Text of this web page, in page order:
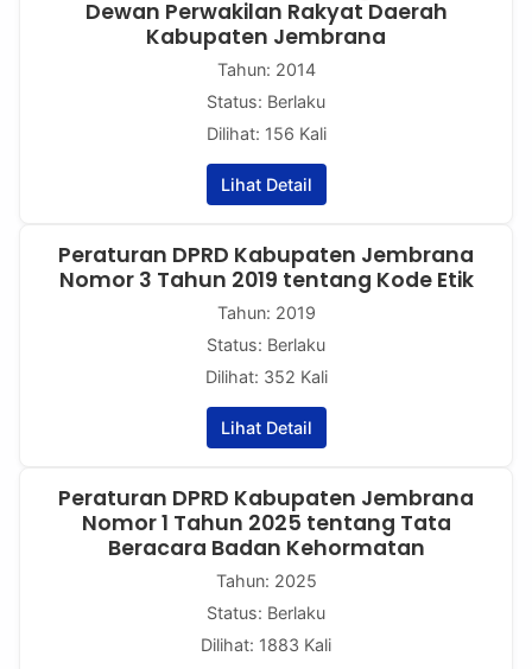
Dewan Perwakilan Rakyat Daerah
Kabupaten Jembrana
Tahun: 2014
Status: Berlaku
Dilihat: 156 Kali
Lihat Detail
Peraturan DPRD Kabupaten Jembrana
Nomor 3 Tahun 2019 tentang Kode Etik
Tahun: 2019
Status: Berlaku
Dilihat: 352 Kali
Lihat Detail
Peraturan DPRD Kabupaten Jembrana
Nomor 1 Tahun 2025 tentang Tata
Beracara Badan Kehormatan
Tahun: 2025
Status: Berlaku
Dilihat: 1883 Kali